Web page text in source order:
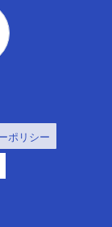
ポリシー